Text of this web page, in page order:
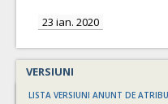
23 ian. 2020
VERSIUNI
LISTA VERSIUNI ANUNT DE